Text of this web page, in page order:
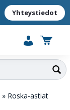
Yhteystiedot
» Roska-astiat